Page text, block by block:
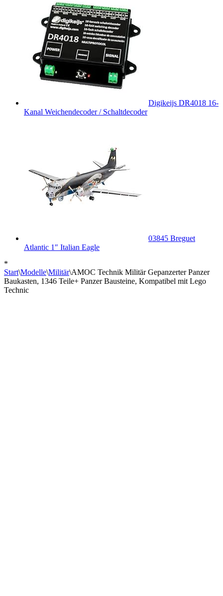
Digikeijs DR4018 16-
Kanal Weichendecoder / Schaltdecoder
03845 Breguet
Atlantic 1″ Italian Eagle
*
Start\Modelle\Militär\AMOC Technik Militär Gepanzerter Panzer
Baukasten, 1346 Teile+ Panzer Bausteine, Kompatibel mit Lego
Technic